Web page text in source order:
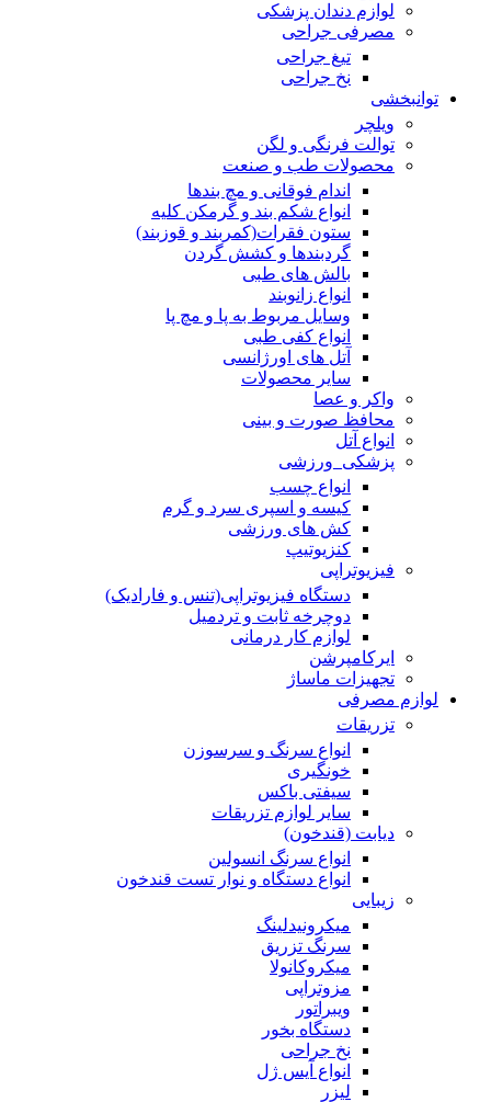
لوازم دندان پزشکی
مصرفی جراحی
تیغ جراحی
نخ جراحی
توانبخشی
ویلچر
توالت فرنگی و لگن
محصولات طب و صنعت
اندام فوقانی و مچ بندها
انواع شکم بند و گرمکن کلیه
ستون فقرات(کمربند و قوزبند)
گردبندها و کشش گردن
بالش های طبی
انواع زانوبند
وسایل مربوط به پا و مچ پا
انواع کفی طبی
آتل های اورژانسی
سایر محصولات
واکر و عصا
محافظ صورت و بینی
انواع آتل
پزشکی_ورزشی
انواع چسب
کیسه و اسپری سرد و گرم
کش های ورزشی
کنزیوتیپ
فیزیوتراپی
دستگاه فیزیوتراپی(تنس و فارادیک)
دوچرخه ثابت و تردمیل
لوازم کار درمانی
ایرکامپرشن
تجهیزات ماساژ
لوازم مصرفی
تزریقات
انواع سرنگ و سرسوزن
خونگیری
سیفتی باکس
سایر لوازم تزریقات
دیابت (قندخون)
انواع سرنگ انسولین
انواع دستگاه و نوار تست قندخون
زیبایی
میکرونیدلینگ
سرنگ تزریق
میکروکانولا
مزوتراپی
ویبراتور
دستگاه بخور
نخ جراحی
انواع آیس ژل
لیزر